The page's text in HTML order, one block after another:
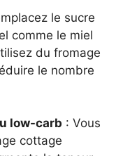
le sucre
comme le miel
du fromage
le nombre
low-carb : Vous
cottage